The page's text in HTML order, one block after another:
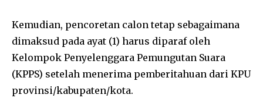
Kemudian, pencoretan calon tetap sebagaimana
dimaksud pada ayat (1) harus diparaf oleh
Kelompok Penyelenggara Pemungutan Suara
(KPPS) setelah menerima pemberitahuan dari KPU
provinsi/kabupaten/kota.